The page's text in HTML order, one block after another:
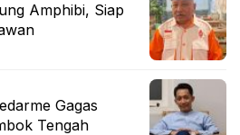
Amphibi, Siap
Gagas
Tengah